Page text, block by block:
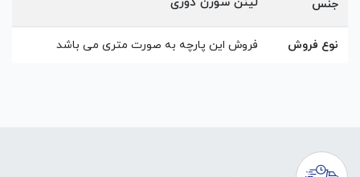
جنس
نوع فروش فروش این پارچه به صورت متری می باشد